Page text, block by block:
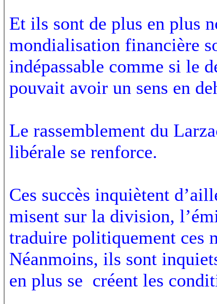
Et ils sont de plus en plus
mondialisation financière
indépassable comme si le
pouvait avoir un sens en
Le rassemblement du
libérale se renforce.
Ces succès inquiètent
misent sur la division,
traduire politiquement ces
Néanmoins, ils sont
en plus se créent les